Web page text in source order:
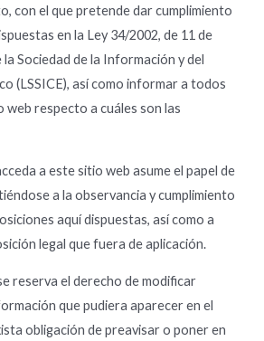
con el que pretende dar cumplimiento
en la Ley 34/2002, de 11 de
la Sociedad de la Información y del
(LSSICE), así como informar a todos
web respecto a cuáles son las
a este sitio web asume el papel de
a la observancia y cumplimiento
aquí dispuestas, así como a
legal que fuera de aplicación.
reserva el derecho de modificar
que pudiera aparecer en el
obligación de preavisar o poner en